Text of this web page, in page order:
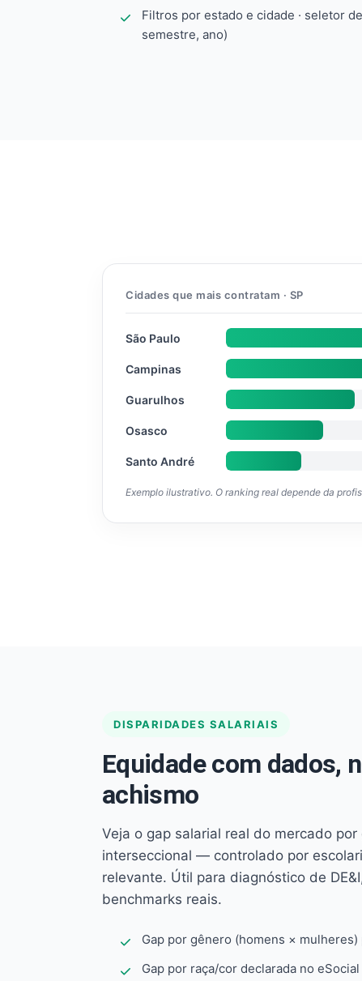
Filtros por estado e cidade · seletor
semestre, ano)
Cidades que mais contratam · SP
São Paulo
Campinas
Guarulhos
Osasco
Santo André
Exemplo ilustrativo. O ranking real depende da
DISPARIDADES SALARIAIS
Equidade com dados,
achismo
Veja o gap salarial real do mercado por
interseccional — controlado por
relevante. Útil para diagnóstico de
benchmarks reais.
Gap por gênero (homens ×
Gap por raça/cor declarada no eSocial